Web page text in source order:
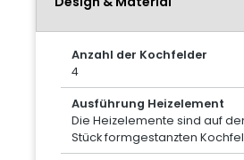
Anzahl der Kochfelder
4
Ausführung Heizelement
Die Heizelemente sind auf
Stück formgestanzten